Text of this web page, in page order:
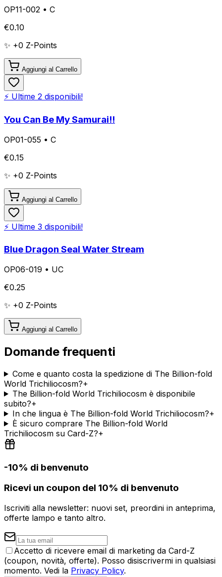
OP11-002 • C
€0.10
✨ +0 Z-Points
Aggiungi al Carrello
⚡ Ultime 2 disponibili!
You Can Be My Samurai!!
OP01-055 • C
€0.15
✨ +0 Z-Points
Aggiungi al Carrello
⚡ Ultime 3 disponibili!
Blue Dragon Seal Water Stream
OP06-019 • UC
€0.25
✨ +0 Z-Points
Aggiungi al Carrello
Domande frequenti
Come e quanto costa la spedizione di The Billion-fold
World Trichiliocosm?+
The Billion-fold World Trichiliocosm è disponibile
subito?+
In che lingua è The Billion-fold World Trichiliocosm?+
È sicuro comprare The Billion-fold World
Trichiliocosm su Card-Z?+
-10% di benvenuto
Ricevi un coupon del 10% di benvenuto
Iscriviti alla newsletter: nuovi set, preordini in anteprima,
offerte lampo e tanto altro.
Accetto di ricevere email di marketing da Card-Z
(coupon, novità, offerte). Posso disiscrivermi in qualsiasi
momento. Vedi la Privacy Policy.